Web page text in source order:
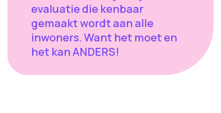
evaluatie die kenbaar
gemaakt wordt aan alle
inwoners. Want het moet en
het kan ANDERS!